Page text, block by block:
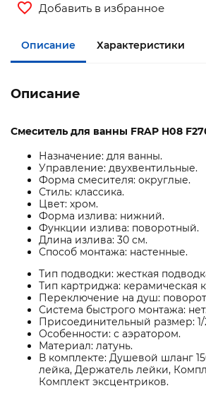
Добавить в избранное
Описание Характеристики
Описание
Смеситель для ванны FRAP H08
Назначение: для ванны.
Управление: двухвентильные.
Форма смесителя: округлые.
Стиль: классика.
Цвет: хром.
Форма излива: нижний.
Функции излива: поворотный.
Длина излива: 30 см.
Способ монтажа: настенные.
Тип подводки: жесткая
Тип картриджа: керамическая
Переключение на душ:
Система быстрого монтажа:
Присоединительный размер: 1/
Особенности: с аэратором.
Материал: латунь.
В комплекте: Душевой шланг
лейка, Держатель лейки,
Комплект эксцентриков.